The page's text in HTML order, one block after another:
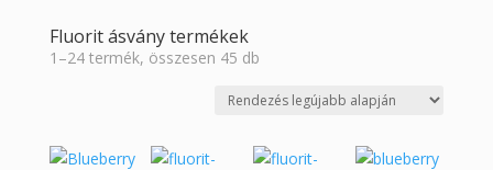
Fluorit ásvány termékek
1–24 termék, összesen 45 dbSorted
latest